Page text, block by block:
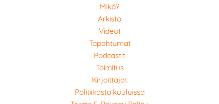
Mikä?
Arkisto
Videot
Tapahtumat
Podcastit
Toimitus
Kirjoittajat
Politiikasta kouluissa